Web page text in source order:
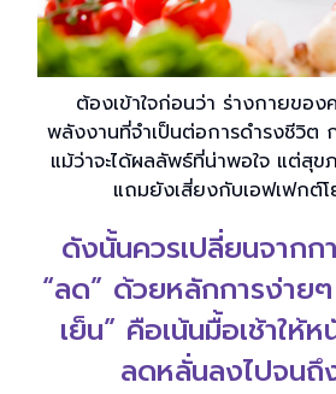
ต้องเข้าใจก่อนว่า ร่างกายของ
พลังงานที่จำเป็นต่อการดำรงชีวิต
แม้ว่าจะได้ผลลัพธ์ที่น่าพอใจ แต่สุ
แถมยังเสี่ยงกับเอฟเฟกต์
ดังนั้นควรเปลี่ยนจากก
“ลด” ด้วยหลักการง่ายๆ
เย็น” คือเน้นมื้อเช้าให้
ลดหลั่นลงไปจนถึ